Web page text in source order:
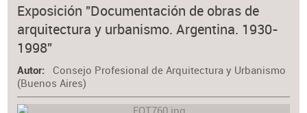
Exposición "Documentación de obras de
arquitectura y urbanismo. Argentina. 1930-
1998"
Autor
Consejo Profesional de Arquitectura y Urbanismo
(Buenos Aires)